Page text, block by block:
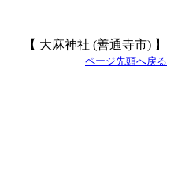
【 大麻神社 (善通寺市) 】
ページ先頭へ戻る